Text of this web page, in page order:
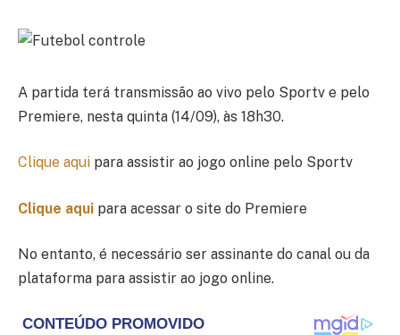
A partida terá transmissão ao vivo pelo Sportv e pelo
Premiere, nesta quinta (14/09), às 18h30.
Clique aqui para assistir ao jogo online pelo Sportv
Clique aqui para acessar o site do Premiere
No entanto, é necessário ser assinante do canal ou da
plataforma para assistir ao jogo online.